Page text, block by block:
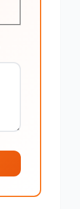
Maksymalnie